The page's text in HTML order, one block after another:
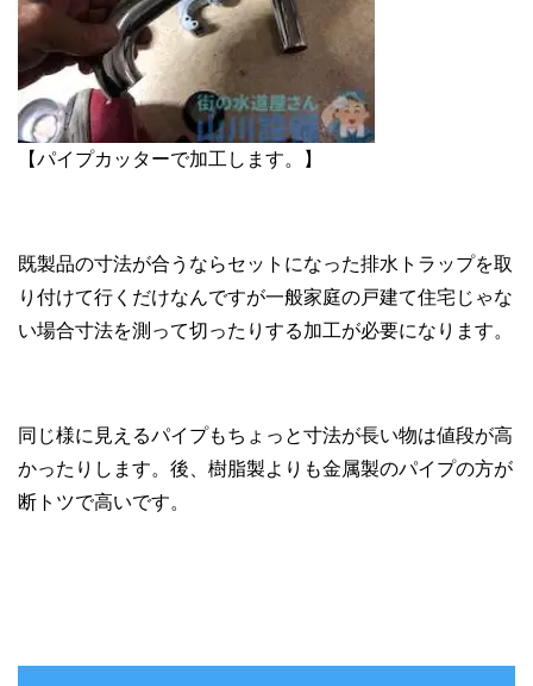
【パイプカッターで加工します。】
既製品の寸法が合うならセットになった排水トラップを取
り付けて行くだけなんですが一般家庭の戸建て住宅じゃな
い場合寸法を測って切ったりする加工が必要になります。
同じ様に見えるパイプもちょっと寸法が長い物は値段が高
かったりします。後、樹脂製よりも金属製のパイプの方が
断トツで高いです。